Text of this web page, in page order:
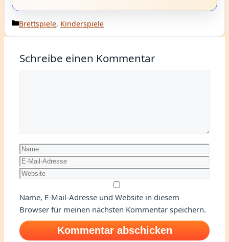
Kategorien
Brettspiele, Kinderspiele
Schreibe einen Kommentar
Name
E-
Mail-
Website
Name, E-Mail-Adresse und Website in diesem
Browser für meinen nächsten Kommentar speichern.